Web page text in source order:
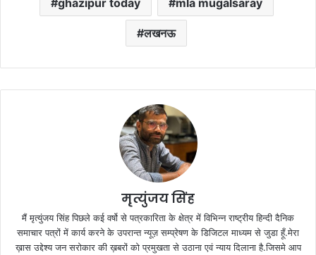
लखनऊ
मृत्युंजय सिंह
मैं मृत्युंजय सिंह पिछले कई वर्षो से पत्रकारिता के क्षेत्र में विभिन्न राष्ट्रीय हिन्दी दैनिक
समाचार पत्रों में कार्य करने के उपरान्त न्यूज़ सम्प्रेषण के डिजिटल माध्यम से जुडा हूँ.मेरा
ख़ास उद्देश्य जन सरोकार की ख़बरों को प्रमुखता से उठाना एवं न्याय दिलाना है.जिसमे आप